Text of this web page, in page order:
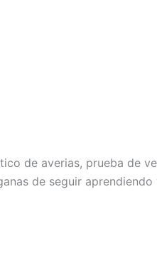
de averias, prueba de
de seguir